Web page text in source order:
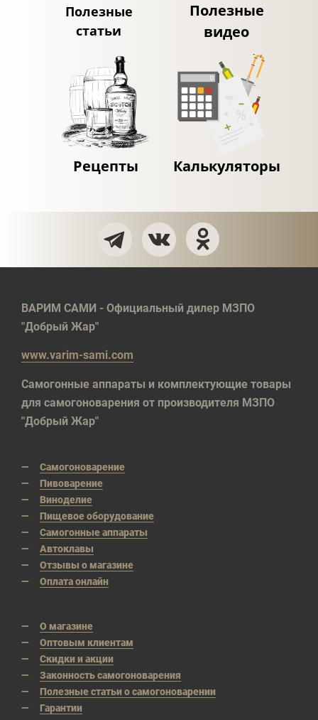
Полезные
статьи
Полезные
видео
Рецепты Калькуляторы
ВАРИМ САМИ - Официальный дилер МЗПО
"Добрый Жар"
www.varim-sami.com
Самогонные аппараты и комплектующие товары
для самогоноварения от производителя МЗПО
"Добрый Жар"
Самогоноварение
Пивоварение
Виноделие
Пищевое оборудование
Самогонные аппараты
Автоклавы
Отзывы о магазине
Оплата онлайн
О магазине
Оптовым клиентам
Скидки и акции
Законность самогоноварения
Полезные статьи о самогоноварении
Гарантии